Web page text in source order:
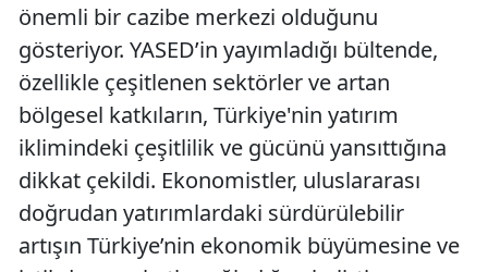
önemli bir cazibe merkezi olduğunu
gösteriyor. YASED’in yayımladığı bültende,
özellikle çeşitlenen sektörler ve artan
bölgesel katkıların, Türkiye'nin yatırım
iklimindeki çeşitlilik ve gücünü yansıttığına
dikkat çekildi. Ekonomistler, uluslararası
doğrudan yatırımlardaki sürdürülebilir
artışın Türkiye’nin ekonomik büyümesine ve